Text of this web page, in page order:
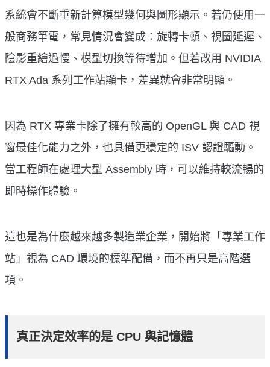
系統會不斷重新計算模型幾何與圖形顯示。若仍使用一
般商務筆電，常見情況會變成：旋轉卡頓、視圖延遲、
陰影重繪過慢、模型切換等待增加。但若改用 NVIDIA
RTX Ada 系列工作站顯卡，差異就會非常明顯。
因為 RTX 專業卡除了擁有較高的 OpenGL 與 CAD 視
窗最佳化能力之外，也具備更穩定的 ISV 認證驅動。
當工程師在處理大型 Assembly 時，可以維持較流暢的
即時操作體驗。
這也是為什麼越來越多製造業企業，開始將「專業工作
站」視為 CAD 環境的標準配備，而不再只是高階選
項。
真正決定效率的是 CPU 與記憶體